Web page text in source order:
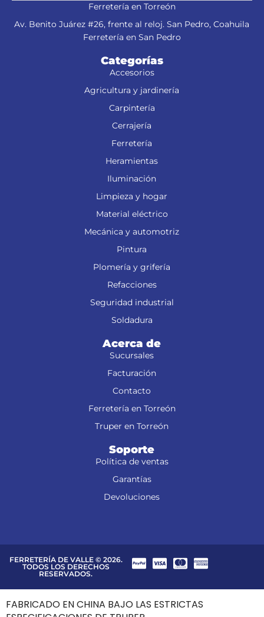
Ferretería en Torreón
Av. Benito Juárez #26, frente al reloj. San Pedro, Coahuila
Ferretería en San Pedro
Categorías
Accesorios
Agricultura y jardinería
Carpintería
Cerrajería
Ferretería
Heramientas
Iluminación
Limpieza y hogar
Material eléctrico
Mecánica y automotriz
Pintura
Plomería y grifería
Refacciones
Seguridad industrial
Soldadura
Acerca de
Sucursales
Facturación
Contacto
Ferretería en Torreón
Truper en Torreón
Soporte
Política de ventas
Garantías
Devoluciones
FERRETERÍA DE VALLE © 2026.
TODOS LOS DERECHOS
RESERVADOS.
FABRICADO EN CHINA BAJO LAS ESTRICTAS